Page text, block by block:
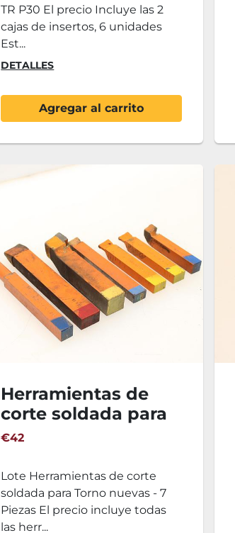
TR P30 El precio Incluye las 2
cajas de insertos, 6 unidades
Est...
DETALLES
Agregar al carrito
Herramientas de
corte soldada para
Torno nuevas
€42
Lote Herramientas de corte
soldada para Torno nuevas - 7
Piezas El precio incluye todas
las herr...